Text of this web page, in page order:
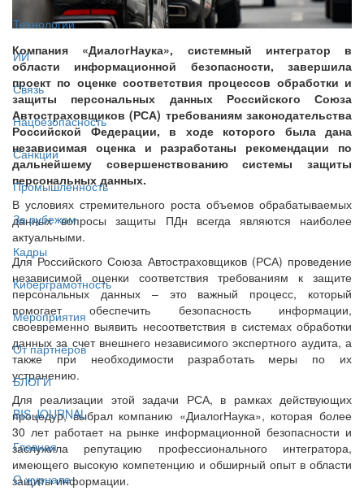
Технологии
ИИ
Связь
Нацбезопасность
Санкции
Промышленность
За рубежом
Кадры
Киберграмотность
Мероприятия
От партнёров
БЛОГИ
BIS JOURNAL
Главная
О журнале
Компания «ДиалогНаука», системный интегратор в
области информационной безопасности, завершила
проект по оценке соответствия процессов обработки и
защиты персональных данных Российского Союза
Автостраховщиков (РСА) требованиям законодательства
Российской Федерации, в ходе которого была дана
независимая оценка и разработаны рекомендации по
дальнейшему совершенствованию системы защиты
персональных данных.
В условиях стремительного роста объемов обрабатываемых
данных вопросы защиты ПДн всегда являются наиболее
актуальными.
Для Российского Союза Автостраховщиков (РСА) проведение
независимой оценки соответствия требованиям к защите
персональных данных ‒ это важный процесс, который
помогает обеспечить безопасность информации,
своевременно выявить несоответствия в системах обработки
данных за счет внешнего независимого экспертного аудита, а
также при необходимости разработать меры по их
устранению.
Для реализации этой задачи РСА, в рамках действующих
процедур, выбрал компанию «ДиалогНаука», которая более
30 лет работает на рынке информационной безопасности и
заслужила репутацию профессионального интегратора,
имеющего высокую компетенцию и обширный опыт в области
защиты информации.